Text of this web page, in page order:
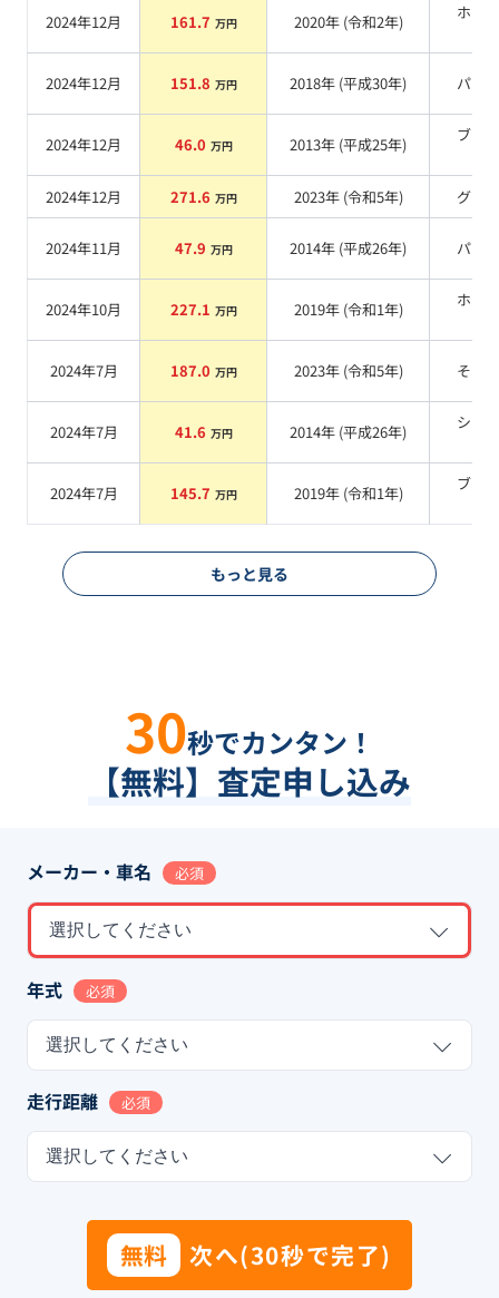
2024年12月 161.7 万円 2020年 (令和2年)
ホワ
2024年12月 151.8 万円 2018年 (平成30年) パール
2024年12月 46.0 万円 2013年 (平成25年)
ブラ
2024年12月
271.6 万円 2023年 (令和5年) グレー
2024年11月 47.9 万円 2014年 (平成26年) パール
2024年10月 227.1 万円 2019年 (令和1年)
ホワ
2024年7月 187.0 万円 2023年 (令和5年) その他
2024年7月 41.6 万円 2014年 (平成26年)
シル
2024年7月 145.7 万円 2019年 (令和1年)
ブラ
もっと見る
30秒でカンタン！
【無料】査定申し込み
メーカー・車名 必須
選択してください
年式 必須
選択してください
走行距離 必須
選択してください
無料 次へ(30秒で完了)